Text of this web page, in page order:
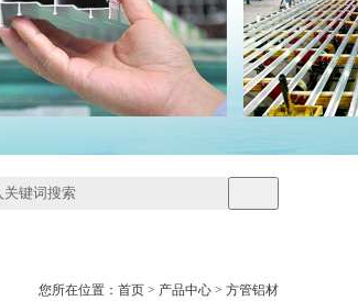
您所在位置： 首页 > 产品中心 > 方管铝材